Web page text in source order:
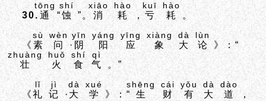
30. 通
tōng
“蚀
shí
”。 消
xiāo
耗
hào
， 亏
kuī
耗
hào
。
《 素
sù
问
wèn
· 阴
yīn
阳
yáng
应
yīng
象
xiàng
大
dà
论
lùn
》：“
壮
zhuàng
火
huǒ
食
shí
气
qì
。”
《礼
lǐ
记
jì
· 大
dà
学
xué
》：“ 生
shēng
财
cái
有
yǒu
大
dà
道
dào
，